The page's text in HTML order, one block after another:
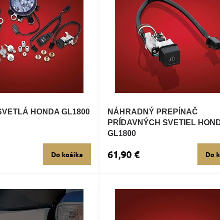
HONDA GL1800
Do košíka
NÁHRADNÝ PREPÍNAČ
PRÍDAVNÝCH SVETIEL
GL1800
61,90 € Do